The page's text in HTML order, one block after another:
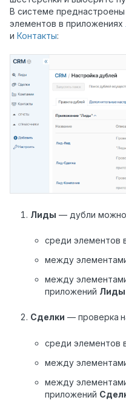
В системе
элементов в приложениях
и Контакты:
Лиды — дубли можно
среди элементов
между
между
приложений Лиды
Сделки — проверка
среди элементов
между
между
приложений